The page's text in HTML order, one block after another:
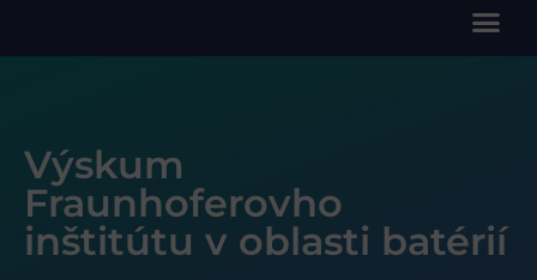
Výskum
Fraunhoferovho
inštitútu v oblasti batérií